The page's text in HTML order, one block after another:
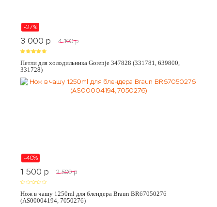
-27%
3 000 p 4 100 p
Петли для холодильника Gorenje 347828 (331781, 639800,
331728)
-40%
1 500 p 2 500 p
Нож в чашу 1250ml для блендера Braun BR67050276
(AS00004194, 7050276)